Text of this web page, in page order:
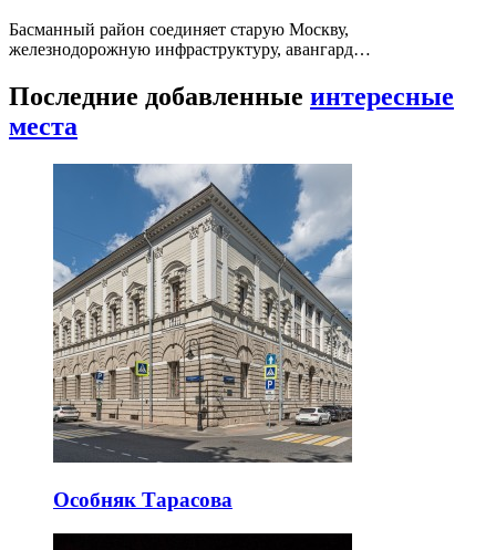
Басманный район соединяет старую Москву,
железнодорожную инфраструктуру, авангард…
Последние добавленные интересные
места
Особняк Тарасова